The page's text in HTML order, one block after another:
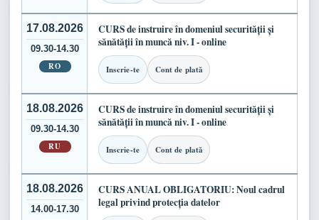
17.08.2026
09.30-14.30
RO
CURS de instruire în domeniul securității și
sănătății în muncă niv. I - online
Inscrie-te Cont de plată
18.08.2026
09.30-14.30
RU
CURS de instruire în domeniul securității și
sănătății în muncă niv. I - online
Inscrie-te Cont de plată
18.08.2026
14.00-17.30
CURS ANUAL OBLIGATORIU: Noul cadrul
legal privind protecția datelor